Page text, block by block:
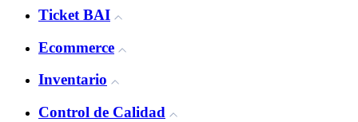
Ticket BAI
Ecommerce
Inventario
Control de Calidad